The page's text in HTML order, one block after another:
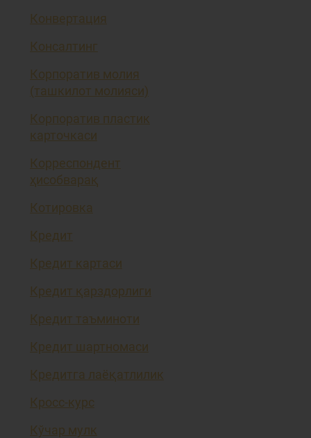
Конвертация
Консалтинг
Корпоратив молия
(ташкилот молияси)
Корпоратив пластик
карточкаси
Корреспондент
ҳисобварақ
Котировка
Кредит
Кредит картаси
Кредит қарздорлиги
Кредит таъминоти
Кредит шартномаси
Кредитга лаёқатлилик
Кросс-курс
Кўчар мулк